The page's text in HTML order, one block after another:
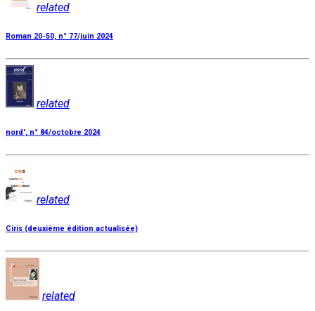
related
Roman 20-50, n° 77/juin 2024
related
nord', n° 84/octobre 2024
related
Ciris (deuxième édition actualisée)
related